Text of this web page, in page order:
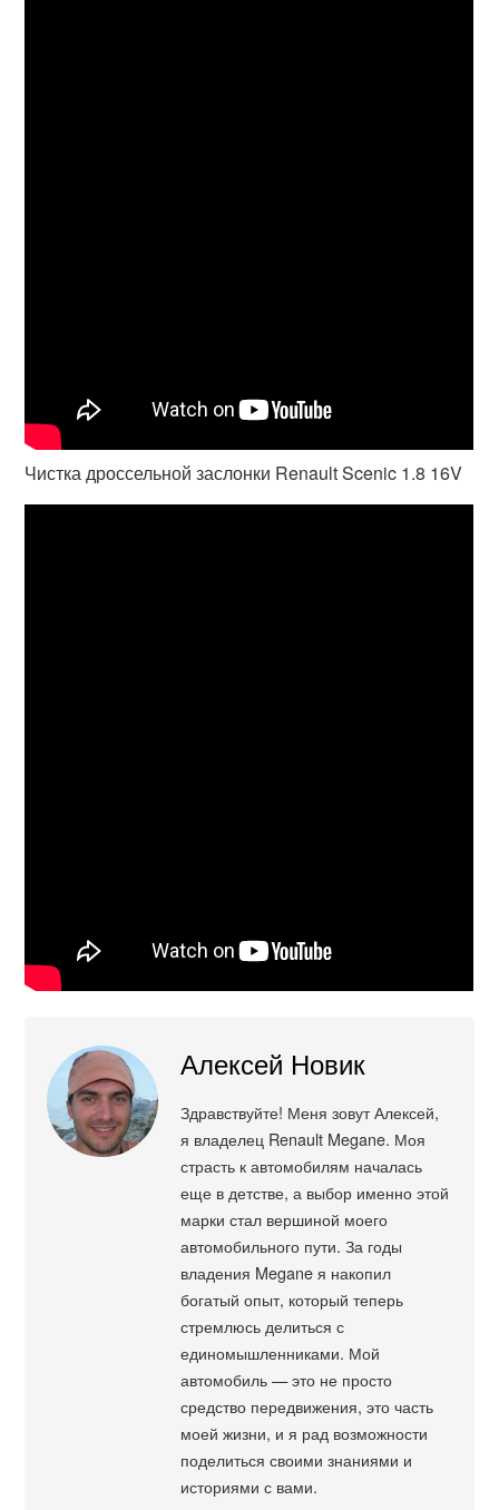
Чистка дроссельной заслонки Renault Scenic 1.8 16V
Алексей Новик
Здравствуйте! Меня зовут Алексей,
я владелец Renault Megane. Моя
страсть к автомобилям началась
еще в детстве, а выбор именно этой
марки стал вершиной моего
автомобильного пути. За годы
владения Megane я накопил
богатый опыт, который теперь
стремлюсь делиться с
единомышленниками. Мой
автомобиль — это не просто
средство передвижения, это часть
моей жизни, и я рад возможности
поделиться своими знаниями и
историями с вами.